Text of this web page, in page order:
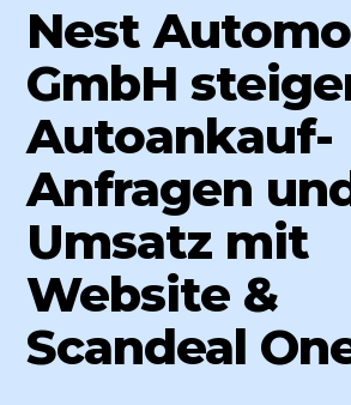
Nest
GmbH
Autoankauf-
Anfragen
Umsatz mit
Website &
Scandeal